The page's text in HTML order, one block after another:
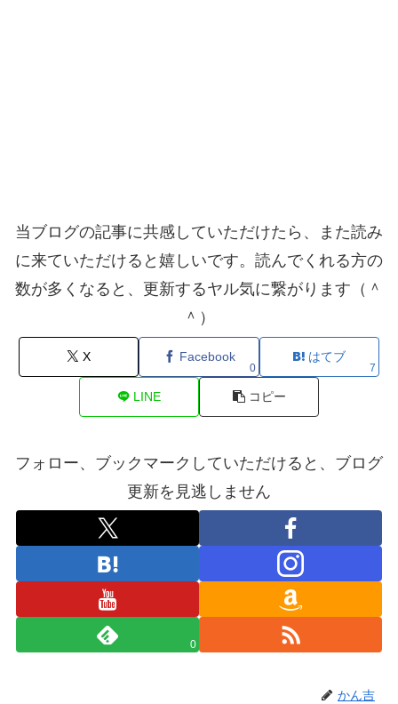
当ブログの記事に共感していただけたら、また読み
に来ていただけると嬉しいです。読んでくれる方の
数が多くなると、更新するヤル気に繋がります（＾
＾）
X Facebook
0
はてブ
7
LINE コピー
フォロー、ブックマークしていただけると、ブログ
更新を見逃しません
0
かん吉